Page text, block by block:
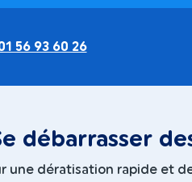
56 93 60 26
débarrasser
une dératisation rapide et